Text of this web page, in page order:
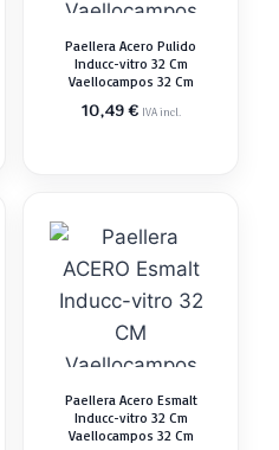
Paellera Acero Pulido
Inducc-vitro 32 Cm
Vaellocampos 32 Cm
10,49€ IVA incl.
Paellera Acero Esmalt
Inducc-vitro 32 Cm
Vaellocampos 32 Cm